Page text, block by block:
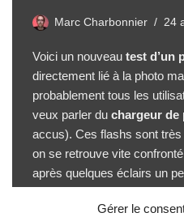
Gérer le
Marc Charbonnier 24
Voici un nouveau test d’un
directement lié à la photo
probablement tous les
veux parler du chargeur de
accus). Ces flashs sont
on se retrouve vite
après quelques éclairs un